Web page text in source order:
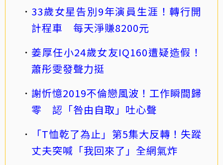
33歲女星告別9年演員生涯！轉行開
計程車 每天淨賺8200元
姜厚任小24歲女友IQ160遭疑造假！
蕭彤雯發聲力挺
謝忻憶2019不倫戀風波！工作瞬間歸
零 認「咎由自取」吐心聲
「T恤乾了為止」第5集大反轉！失蹤
丈夫突喊「我回來了」全網氣炸